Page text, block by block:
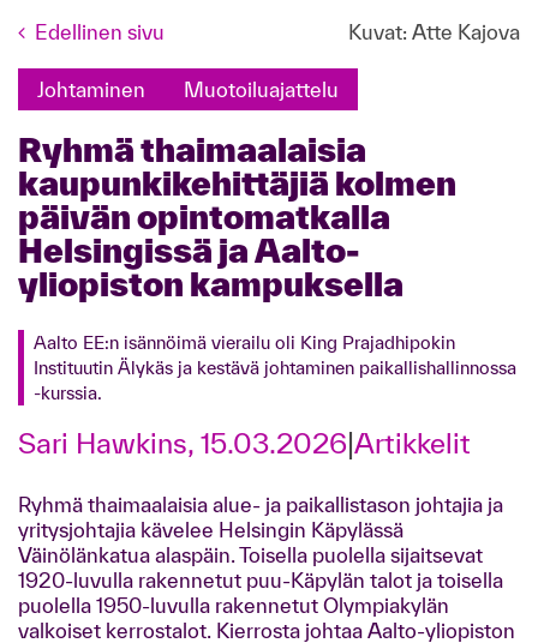
Edellinen sivu Kuvat: Atte Kajova
Johtaminen Muotoiluajattelu
Ryhmä thaimaalaisia
kaupunkikehittäjiä kolmen
päivän opintomatkalla
Helsingissä ja Aalto-
yliopiston kampuksella
Aalto EE:n isännöimä vierailu oli King Prajadhipokin
Instituutin Älykäs ja kestävä johtaminen paikallishallinnossa
-kurssia.
Sari Hawkins, 15.03.2026 Artikkelit
Ryhmä thaimaalaisia alue- ja paikallistason johtajia ja
yritysjohtajia kävelee Helsingin Käpylässä
Väinölänkatua alaspäin. Toisella puolella sijaitsevat
1920-luvulla rakennetut puu-Käpylän talot ja toisella
puolella 1950-luvulla rakennetut Olympiakylän
valkoiset kerrostalot. Kierrosta johtaa Aalto-yliopiston